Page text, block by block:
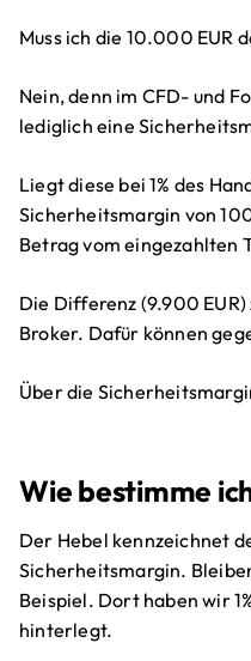
Muss ich die 10.000 EUR
Nein, denn im CFD- und
lediglich eine
Liegt diese bei 1% des
Sicherheitsmargin von
Betrag vom eingezahlten
Die Differenz (9.900
Broker. Dafür können
Über die
Wie bestimme
Der Hebel kennzeichnet
Sicherheitsmargin.
Beispiel. Dort haben wir
hinterlegt.